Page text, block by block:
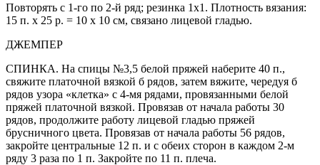
Повторять с 1-го по 2-й ряд; резинка 1х1. Плотность вязания:
15 п. х 25 р. = 10 х 10 см, связано лицевой гладью.
ДЖЕМПЕР
СПИНКА. На спицы №3,5 белой пряжей наберите 40 п.,
свяжите платочной вязкой б рядов, затем вяжите, чередуя б
рядов узора «клетка» с 4-мя рядами, провязанными белой
пряжей платочной вязкой. Провязав от начала работы 30
рядов, продолжите работу лицевой гладью пряжей
брусничного цвета. Провязав от начала работы 56 рядов,
закройте центральные 12 п. и с обеих сторон в каждом 2-м
ряду 3 раза по 1 п. Закройте по 11 п. плеча.